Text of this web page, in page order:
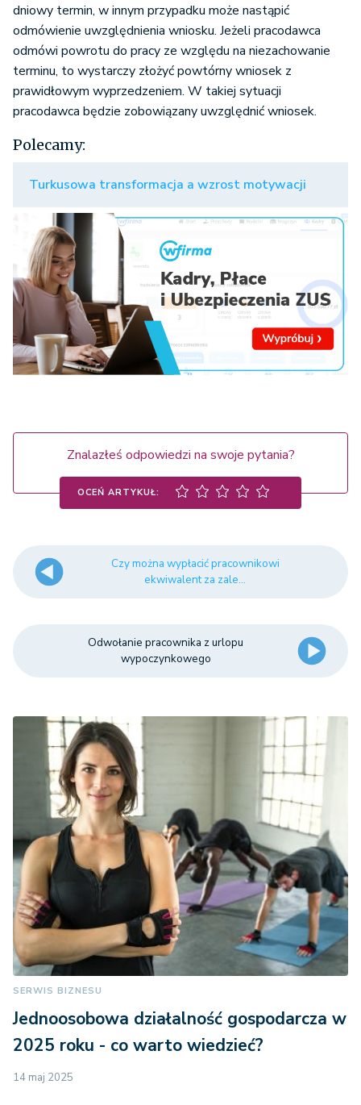
dniowy termin, w innym przypadku może nastąpić
odmówienie uwzględnienia wniosku. Jeżeli pracodawca
odmówi powrotu do pracy ze względu na niezachowanie
terminu, to wystarczy złożyć powtórny wniosek z
prawidłowym wyprzedzeniem. W takiej sytuacji
pracodawca będzie zobowiązany uwzględnić wniosek.
Polecamy:
Turkusowa transformacja a wzrost motywacji
Znalazłeś odpowiedzi na swoje pytania?
OCEŃ ARTYKUŁ:
Czy można wypłacić pracownikowi
ekwiwalent za zale...
Odwołanie pracownika z urlopu
wypoczynkowego
SERWIS BIZNESU
Jednoosobowa działalność gospodarcza w
2025 roku - co warto wiedzieć?
14 maj 2025